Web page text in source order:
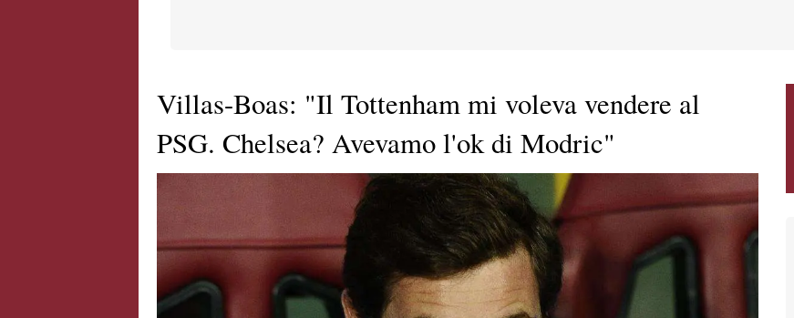
Villas-Boas: "Il Tottenham mi voleva vendere al
PSG. Chelsea? Avevamo l'ok di Modric"